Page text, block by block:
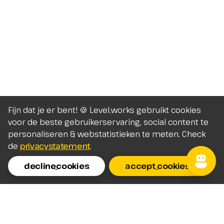
Fijn dat je er bent! 🍪 Level.works gebruikt cookies
voor de beste gebruikerservaring, social content te
personaliseren & webstatistieken te meten. Check
de privacystatement.
decline_cookies
accept_cookies